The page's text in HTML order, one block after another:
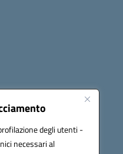
degli utenti -
necessari al